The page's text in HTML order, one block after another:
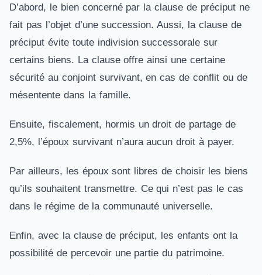
D’abord, le bien concerné par la clause de préciput ne
fait pas l’objet d’une succession. Aussi, la clause de
préciput évite toute indivision successorale sur
certains biens. La clause offre ainsi une certaine
sécurité au conjoint survivant, en cas de conflit ou de
mésentente dans la famille.
Ensuite, fiscalement, hormis un droit de partage de
2,5%, l’époux survivant n’aura aucun droit à payer.
Par ailleurs, les époux sont libres de choisir les biens
qu’ils souhaitent transmettre. Ce qui n’est pas le cas
dans le régime de la communauté universelle.
Enfin, avec la clause de préciput, les enfants ont la
possibilité de percevoir une partie du patrimoine.